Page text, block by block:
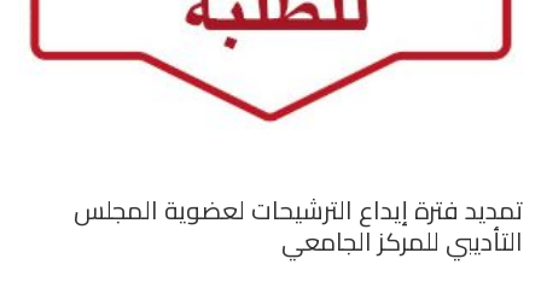
تمديد فترة إيداع الترشيحات لعضوية المجلس
التأديبي للمركز الجامعي